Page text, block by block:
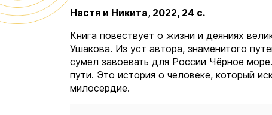
Настя и Никита, 2022, 24 с.
Книга повествует о жизни и деяниях
Ушакова. Из уст автора, знаменитого
сумел завоевать для России Чёрное
пути. Это история о человеке, который
милосердие.